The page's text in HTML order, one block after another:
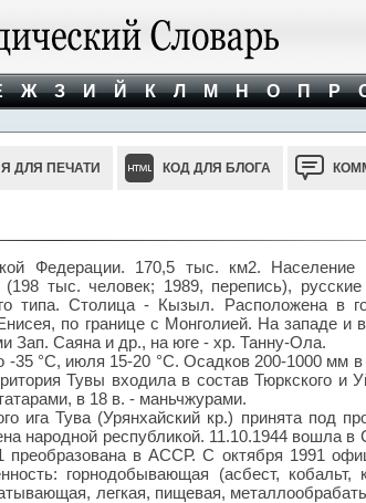
Ж З И Й К Л М Н О П Р
ДЛЯ ПЕЧАТИ КОД ДЛЯ БЛОГА
Федерации. 170,5 тыс. км2. Население
(198 тыс. человек; 1989, перепись),
типа. Столица - Кызыл. Расположена в
по границе с Монголией. На западе и
Зап. Саяна и др., на юге - хр. Танну-Ола.
-35 °С, июля 15-20 °С. Осадков 200-1000 мм в
Тувы входила в состав Тюркского и
в 18 в. - маньчжурами.
ига Тува (Урянхайский кр.) принята под
народной республикой. 11.10.1944 вошла
в АССР. С октября 1991
горнодобывающая (асбест, кобальт,
легкая, пищевая,